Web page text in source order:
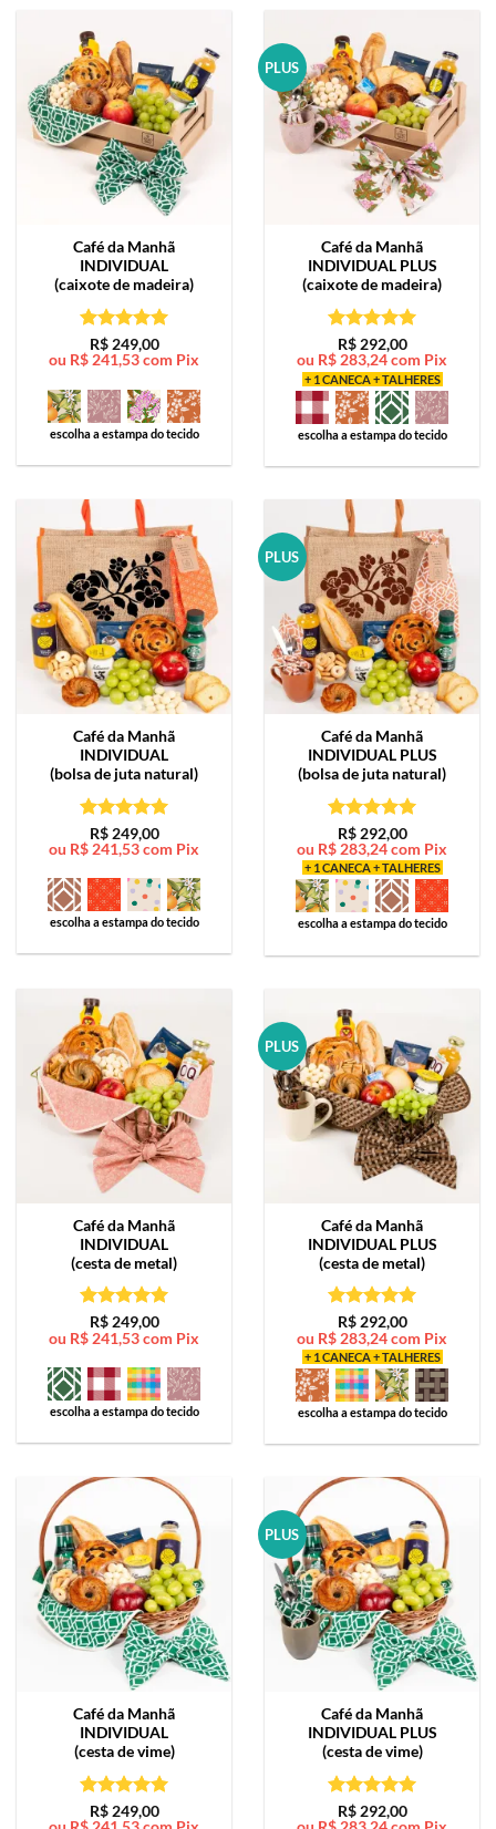
Café da Manhã
INDIVIDUAL
(caixote de madeira)
Avaliação5
de 5
R$249,00
ou R$241,53com Pix
escolha a estampa do tecido
PLUS
Café da Manhã
INDIVIDUAL PLUS
(caixote de madeira)
Avaliação5
de 5
R$292,00
ou R$283,24com Pix
+ 1 CANECA + TALHERES
escolha a estampa do tecido
Café da Manhã
INDIVIDUAL
(bolsa de juta natural)
Avaliação5
de 5
R$249,00
ou R$ 241,53com Pix
escolha a estampa do tecido
PLUS
Café da Manhã
INDIVIDUAL PLUS
(bolsa de juta natural)
Avaliação5
de 5
R$292,00
ou R$ 283,24com Pix
+ 1 CANECA + TALHERES
escolha a estampa do tecido
Café da Manhã
INDIVIDUAL
(cesta de metal)
Avaliação5
de 5
R$249,00
ou R$ 241,53com Pix
escolha a estampa do tecido
PLUS
Café da Manhã
INDIVIDUAL PLUS
(cesta de metal)
Avaliação5
de 5
R$292,00
ou R$ 283,24com Pix
+ 1 CANECA + TALHERES
escolha a estampa do tecido
Café da Manhã
INDIVIDUAL
(cesta de vime)
Avaliação5
R$249,00
PLUS
Café da Manhã
INDIVIDUAL PLUS
(cesta de vime)
Avaliação5
R$292,00